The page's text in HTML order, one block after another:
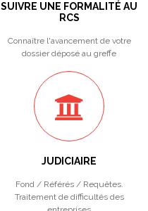
SUIVRE UNE FORMALITÉ AU
RCS
Connaître l'avancement de votre
dossier déposé au greffe
JUDICIAIRE
Fond / Référés / Requêtes.
Traitement de difficultés des